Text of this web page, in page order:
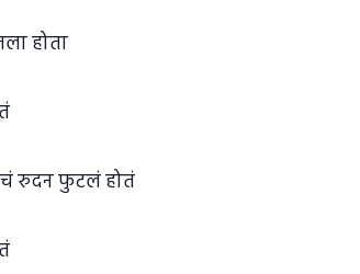
होता
रुदन फुटलं होतं